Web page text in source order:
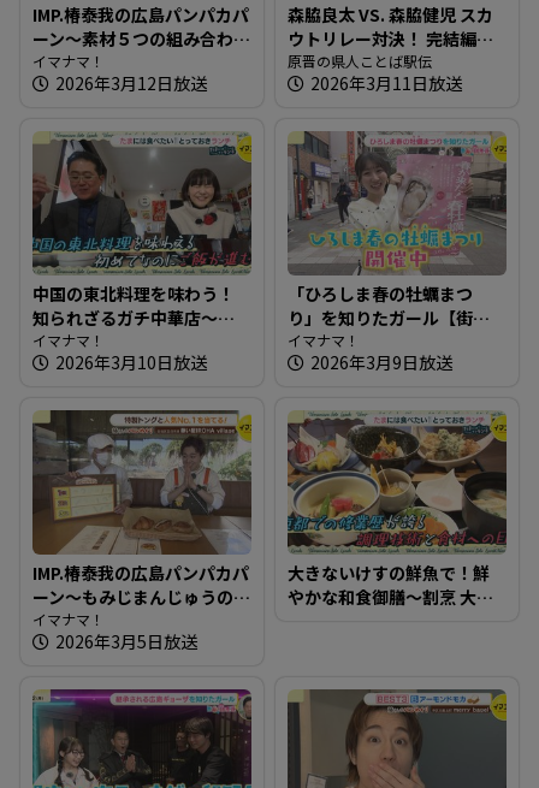
IMP.椿泰我の広島パンパカパ
ーン～素材５つの組み合わ
せにこだわるカレーパン専
門店
イマナマ！
2026年3月12日放送
森脇良太 VS. 森脇健児 スカ
ウトリレー対決！ 完結編
【県人ことば駅伝】
原晋の県人ことば駅伝
2026年3月11日放送
中国の東北料理を味わう！
知られざるガチ中華店～韓
華 美食屋【たまにはそとラ
ンチ】
イマナマ！
2026年3月10日放送
「ひろしま春の牡蠣まつ
り」を知りたガール【街ネ
タ！知りたガール】
イマナマ！
2026年3月9日放送
IMP.椿泰我の広島パンパカパ
ーン～もみじまんじゅうの
老舗が運営するパン屋さん
へ
イマナマ！
2026年3月5日放送
大きないけすの鮮魚で！鮮
やかな和食御膳～割烹 大学